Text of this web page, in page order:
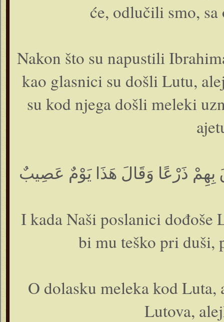
će, odlučili smo,
Nakon što su napustili
kao glasnici su došli Lutu,
su kod njega došli meleki
ذَرْعًا وَقَالَ هَذَا يَوْمٌ عَصِيبٌ
I kada Naši poslanici
bi mu teško pri duši,
O dolasku meleka kod Luta,
Lutova,